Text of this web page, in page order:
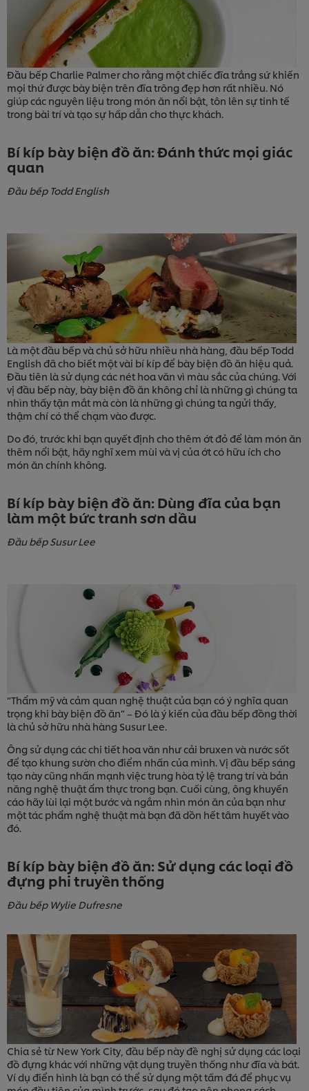
Đầu bếp Charlie Palmer cho rằng một chiếc đĩa trắng sứ khiến
mọi thứ được bày biện trên đĩa trông đẹp hơn rất nhiều. Nó
giúp các nguyên liệu trong món ăn nổi bật, tôn lên sự tinh tế
trong bài trí và tạo sự hấp dẫn cho thực khách.
Bí kíp bày biện đồ ăn: Đánh thức mọi giác
quan
Đầu bếp Todd English
Là một đầu bếp và chủ sở hữu nhiều nhà hàng, đầu bếp Todd
English đã cho biết một vài bí kíp để bày biện đồ ăn hiệu quả.
Đầu tiên là sử dụng các nét hoa văn vì màu sắc của chúng. Với
vị đầu bếp này, bày biện đồ ăn không chỉ là những gì chúng ta
nhìn thấy tận mắt mà còn là những gì chúng ta ngửi thấy,
thậm chí có thể chạm vào được.
Do đó, trước khi bạn quyết định cho thêm ớt đỏ để làm món ăn
thêm nổi bật, hãy nghĩ xem mùi và vị của ớt có hữu ích cho
món ăn chính không.
Bí kíp bày biện đồ ăn: Dùng đĩa của bạn
làm một bức tranh sơn dầu
Đầu bếp Susur Lee
“Thẩm mỹ và cảm quan nghệ thuật của bạn có ý nghĩa quan
trọng khi bày biện đồ ăn” – Đó là ý kiến của đầu bếp đồng thời
là chủ sở hữu nhà hàng Susur Lee.
Ông sử dụng các chi tiết hoa văn như cải bruxen và nước sốt
để tạo khung sườn cho điểm nhấn của mình. Vị đầu bếp sáng
tạo này cũng nhấn mạnh việc trung hòa tỷ lệ trang trí và bản
năng nghệ thuật ẩm thực trong bạn. Cuối cùng, ông khuyến
cáo hãy lùi lại một bước và ngắm nhìn món ăn của bạn như
một tác phẩm nghệ thuật mà bạn đã dồn hết tâm huyết vào
đó.
Bí kíp bày biện đồ ăn: Sử dụng các loại đồ
đựng phi truyền thống
Đầu bếp Wylie Dufresne
Chia sẻ từ New York City, đầu bếp này đề nghị sử dụng các loại
đồ đựng khác với những vật dụng truyền thống như đĩa và bát.
Ví dụ điển hình là bạn có thể sử dụng một tấm đá để phục vụ